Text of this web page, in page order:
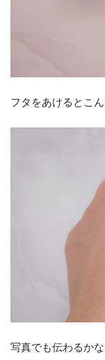
フタをあけるとこん
写真でも伝わるか